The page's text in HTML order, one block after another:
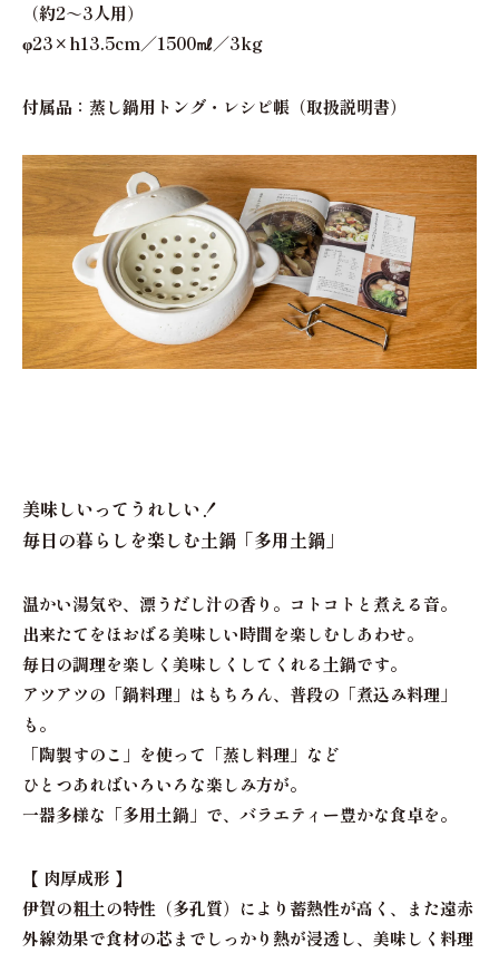
（約2～3人用）
φ23×h13.5cm／1500㎖／3kg
付属品：蒸し鍋用トング・レシピ帳（取扱説明書）
美味しいってうれしい！
毎日の暮らしを楽しむ土鍋「多用土鍋」
温かい湯気や、漂うだし汁の香り。コトコトと煮える音。
出来たてをほおばる美味しい時間を楽しむしあわせ。
毎日の調理を楽しく美味しくしてくれる土鍋です。
アツアツの「鍋料理」はもちろん、普段の「煮込み料理」
も。
「陶製すのこ」を使って「蒸し料理」など
ひとつあればいろいろな楽しみ方が。
一器多様な「多用土鍋」で、バラエティー豊かな食卓を。
【 肉厚成形 】
伊賀の粗土の特性（多孔質）により蓄熱性が高く、また遠赤
外線効果で食材の芯までしっかり熱が浸透し、美味しく料理